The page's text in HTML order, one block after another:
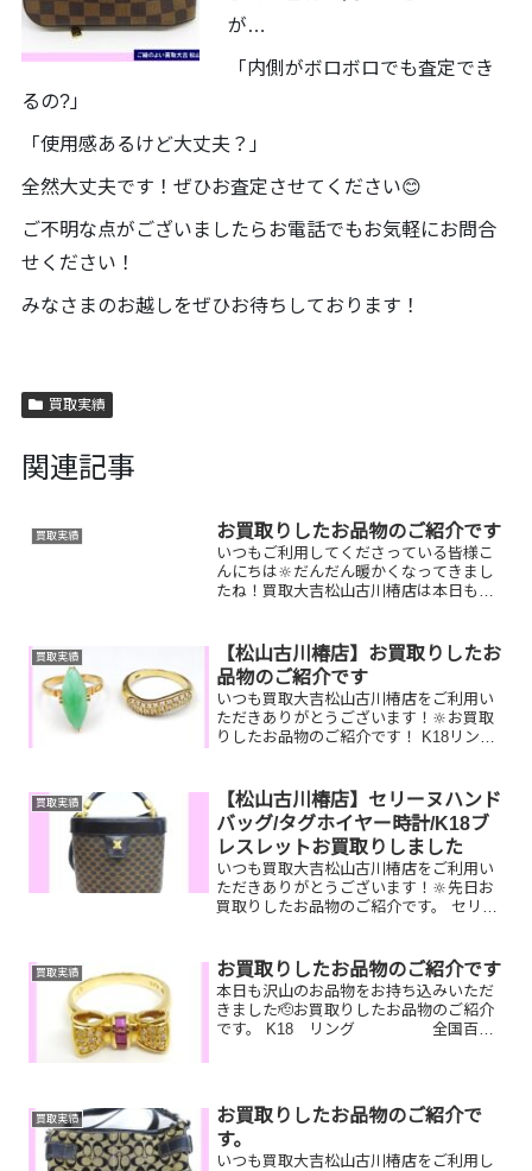
が…
「内側がボロボロでも査定でき
るの?」
「使用感あるけど大丈夫？」
全然大丈夫です！ぜひお査定させてください😊
ご不明な点がございましたらお電話でもお気軽にお問合
せください！
みなさまのお越しをぜひお待ちしております！
買取実績
関連記事
買取実績 お買取りしたお品物のご紹介です
いつもご利用してくださっている皆様こ
んにちは🔆だんだん暖かくなってきまし
たね！買取大吉松山古川椿店は本日も元
品物はございませんか？そのお品物ぜ
ひ！買取大吉松山古川椿店に...
買取実績
【松山古川椿店】お買取りしたお
品物のご紹介です
いつも買取大吉松山古川椿店をご利用い
ただきありがとうございます！🔆お買取
りしたお品物のご紹介です！ K18リング
いませんか？そのお品物ぜひ！買取大吉
松山古川椿店にお査定...
買取実績
【松山古川椿店】セリーヌハンド
バッグ/タグホイヤー時計/K18ブ
レスレットお買取りしました
いつも買取大吉松山古川椿店をご利用い
ただきありがとうございます！🔆先日お
買取りしたお品物のご紹介です。 セリー
ざいませんか？ぜひ買取大吉松山古川椿
店にお査定させて...
買取実績 お買取りしたお品物のご紹介です
本日も沢山のお品物をお持ち込みいただ
きました🫡お買取りしたお品物のご紹介
です。 K18 リング 全国百貨
券を入れっぱなしにし...
買取実績
お買取りしたお品物のご紹介で
す。
いつも買取大吉松山古川椿店をご利用し